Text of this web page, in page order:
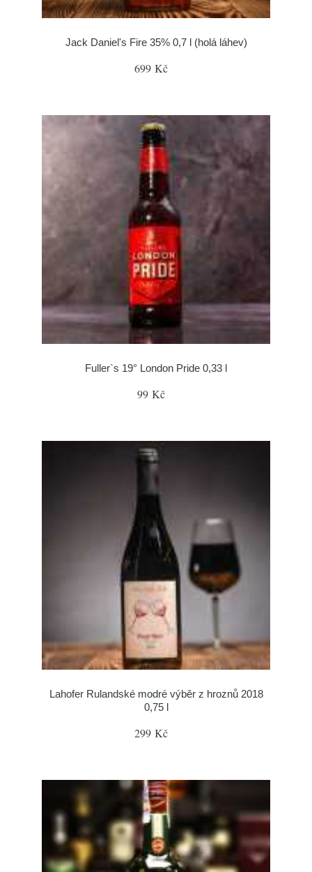
Jack Daniel's Fire 35% 0,7 l (holá láhev)
699 Kč
Fuller`s 19° London Pride 0,33 l
99 Kč
Lahofer Rulandské modré výběr z hroznů 2018
0,75 l
299 Kč